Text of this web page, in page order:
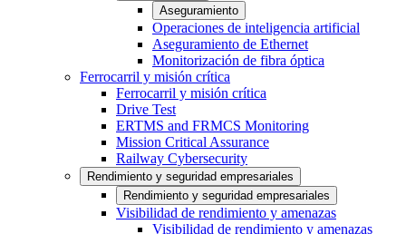
Aseguramiento
Operaciones de inteligencia artificial
Aseguramiento de Ethernet
Monitorización de fibra óptica
Ferrocarril y misión crítica
Ferrocarril y misión crítica
Drive Test
ERTMS and FRMCS Monitoring
Mission Critical Assurance
Railway Cybersecurity
Rendimiento y seguridad empresariales
Rendimiento y seguridad empresariales
Visibilidad de rendimiento y amenazas
Visibilidad de rendimiento y amenazas